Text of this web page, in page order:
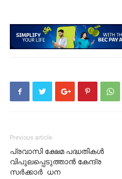
Previous article
പ്രവാസി ക്ഷേമ പദ്ധതികൾ
വിപുലപ്പെടുത്താൻ കേന്ദ്ര
സർക്കാർ ധന